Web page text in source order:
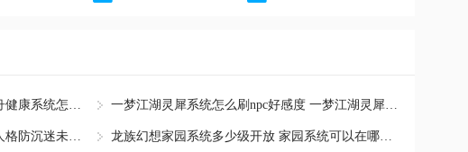
明日方舟健康系统多少小时 明日方舟健康系统怎么解除 一梦江湖灵犀系统怎么刷npc好感度 一梦江湖灵犀系统怎
第五人格防沉迷系统怎么解除 第五人格防沉迷未成年能玩 龙族幻想家园系统多少级开放 家园系统可以在哪些城市购